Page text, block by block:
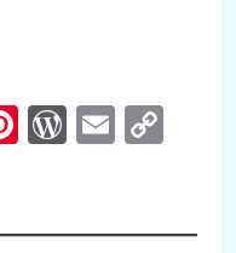
PinterestEmail